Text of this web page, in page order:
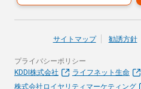
女性向けがん保険
40歳以上の方にはこちらもおすすめ
お客さまの声
サイトマップ 勧誘方針
プライバシーポリシー
KDDI株式会社
ライフネット生命
株式会社ロイヤリティマーケティング